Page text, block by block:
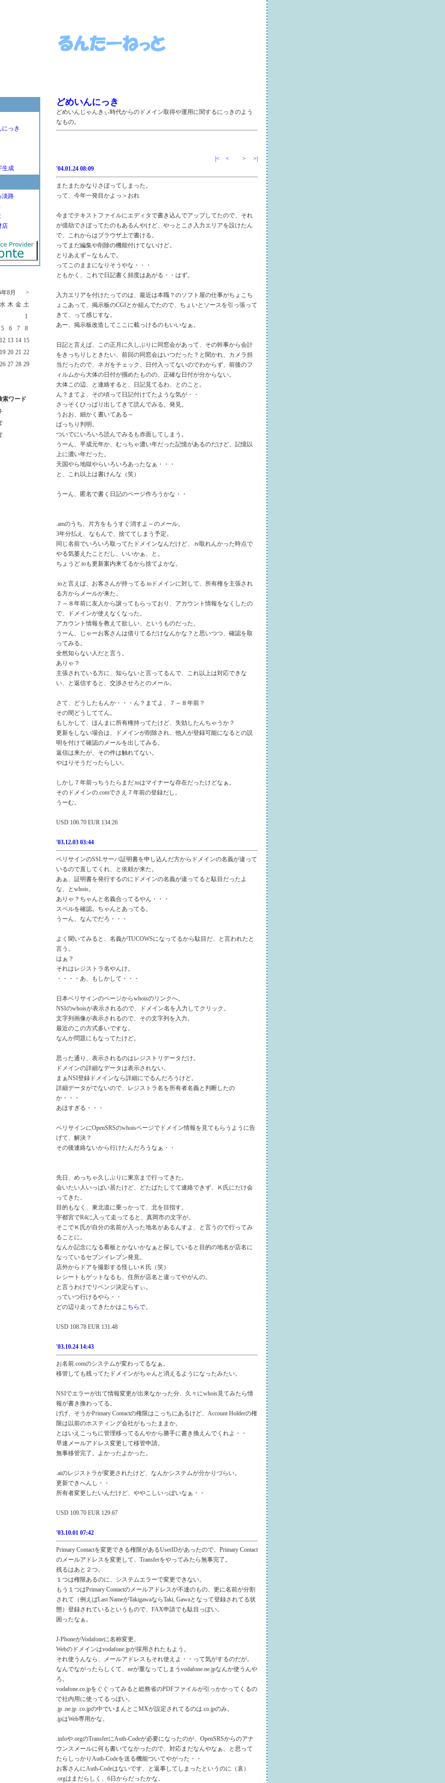
にっき
生成
淡路
店
8月
>
水 木 金 土
1
5 6 7
8
12 13 14 15
19 20 21 22
26 27 28 29
索ワード
どめいんにっき
どめいんじゃんきぃ時代からのドメイン取得や運用に関するにっきのよう
なもの。
|< < >
>|
'04.01.24 08:09
またまたかなりさぼってしまった。
って、今年一発目かよっ＞おれ
今までテキストファイルにエディタで書き込んでアップしてたので、それ
が億劫でさぼってたのもあるんやけど、やっとこさ入力エリアを設けたん
で、これからはブラウザ上で書ける。
ってまだ編集や削除の機能付けてないけど。
とりあえず～なもんで。
ってこのままになりそうやな・・・
ともかく、これで日記書く頻度はあがる・・はず。
入力エリアを付けたってのは、最近は本職？のソフト屋の仕事がちょこち
ょこあって、掲示板のCGIとか組んでたので、ちょいとソースを引っ張って
きて、って感じすな。
あー、掲示板改造してここに載っけるのもいいなぁ。
日記と言えば、この正月に久しぶりに同窓会があって、その幹事から会計
をきっちりしときたい、前回の同窓会はいつだった？と聞かれ、カメラ担
当だったので、ネガをチェック、日付入ってないのでわからず、前後のフ
ィルムから大体の日付が掴めたものの、正確な日付が分からない。
大体この辺、と連絡すると、日記見てるわ、とのこと。
ん？まてよ、その頃って日記付けてたような気が・・
さっそくひっぱり出してきて読んでみる。発見。
うおお、細かく書いてある～
ばっちり判明。
ついでにいろいろ読んでみるも赤面してしまう。
うーん、平成元年か、むっちゃ濃い年だった記憶があるのだけど、記憶以
上に濃い年だった。
天国やら地獄やらいろいろあったなぁ・・・
と、これ以上は書けんな（笑）
うーん、匿名で書く日記のページ作ろうかな・・
.amのうち、片方をもうすぐ消すよ～のメール。
3年分払え、なもんで、捨ててしまう予定。
同じ名前でいろいろ取ってたドメインなんだけど、.tv取れんかった時点で
やる気萎えたことだし、いいかぁ、と。
ちょうど.toも更新案内来てるから捨てよかな。
.toと言えば、お客さんが持ってる.toドメインに対して、所有権を主張され
る方からメールが来た。
７～８年前に友人から譲ってもらっており、アカウント情報をなくしたの
で、ドメインが使えなくなった。
アカウント情報を教えて欲しい、というものだった。
うーん、じゃーお客さんは借りてるだけなんかな？と思いつつ、確認を取
ってみる。
全然知らない人だと言う。
ありゃ？
主張されている方に、知らないと言ってるんで、これ以上は対応できな
い、と返信すると、交渉させろとのメール。
さて、どうしたもんか・・・ん？まてよ、７～８年前？
その間どうしててん。
もしかして、ほんまに所有権持ってたけど、失効したんちゃうか？
更新をしない場合は、ドメインが削除され、他人が登録可能になるとの説
明を付けて確認のメールを出してみる。
返信は来たが、その件は触れてない。
やはりそうだったらしい。
しかし７年前っちうたらまだ.toはマイナーな存在だったけどなぁ。
そのドメインの.comでさえ７年前の登録だし。
うーむ。
USD 106.70 EUR 134.26
'03.12.03 03:44
ベリサインのSSLサーバ証明書を申し込んだ方からドメインの名義が違って
いるので直してくれ、と依頼が来た。
あぁ、証明書を発行するのにドメインの名義が違ってると駄目だったよ
な、とwhois。
ありゃ？ちゃんと名義合ってるやん・・・
スペルを確認。ちゃんとあってる。
うーん、なんでだろ・・・
よく聞いてみると、名義がTUCOWSになってるから駄目だ、と言われたと
言う。
はぁ？
それはレジストラ名やんけ。
・・・・あ、もしかして・・・
日本ベリサインのページからwhoisのリンクへ。
NSIのwhoisが表示されるので、ドメイン名を入力してクリック。
文字列画像が表示されるので、その文字列を入力。
最近のこの方式多いですな。
なんか問題にもなってたけど。
思った通り、表示されるのはレジストリデータだけ。
ドメインの詳細なデータは表示されない。
まぁNSI登録ドメインなら詳細にでるんだろうけど。
詳細データがでないので、レジストラ名を所有者名義と判断したの
か・・・
あほすぎる・・・
ベリサインにOpenSRSのwhoisページでドメイン情報を見てもらうように告
げて、解決？
その後連絡ないから行けたんだろうなぁ・・
先日、めっちゃ久しぶりに東京まで行ってきた。
会いたい人いっぱい居たけど、どたばたしてて連絡できず、Ｋ氏にだけ会
ってきた。
目的もなく、東北道に乗っかって、北を目指す。
宇都宮でR4に入って走ってると、真岡市の文字が。
そこでＫ氏が自分の名前が入った地名があるんすよ、と言うので行ってみ
ることに。
なんか記念になる看板とかないかなぁと探していると目的の地名が店名に
なっているセブンイレブン発見。
店外からドアを撮影する怪しいＫ氏（笑）
レシートもゲットなるも、住所が店名と違ってやがんの。
と言うわけでリベンジ決定らすぃ。
っていつ行けるやら・・
どの辺り走ってきたかはこちらで。
USD 108.78 EUR 131.48
'03.10.24 14:43
お名前.comのシステムが変わってるなぁ。
移管しても残ってたドメインがちゃんと消えるようになったみたい。
NSIでエラーが出て情報変更が出来なかった分、久々にwhois見てみたら情
報が書き換わってる。
げげ、そうかPrimary Contactの権限はこっちにあるけど、Account Holderの権
限は以前のホスティング会社がもったままか。
とはいえこっちに管理移ってるんやから勝手に書き換えんでくれよ・・
早速メールアドレス変更して移管申請。
無事移管完了。よかったよかった。
.aiのレジストラが変更されたけど、なんかシステムが分かりづらい。
更新できへんし・・
所有者変更したいんだけど、ややこしいっぽいなぁ・・
USD 109.70 EUR 129.67
'03.10.01 07:42
Primary Contactを変更できる権限があるUserIDがあったので、Primary Contact
のメールアドレスを変更して、Transferをやってみたら無事完了。
残るはあと２つ。
１つは権限あるのに、システムエラーで変更できない。
もう１つはPrimary Contactのメールアドレスが不達のもの、更に名前が分割
されて（例えばLast NameがTakigawaならTaki, Gawaとなって登録されてる状
態）登録されているというもので、FAX申請でも駄目っぽい。
困ったなぁ。
J-PhoneがVodafoneに名称変更。
Webのドメインはvodafone.jpが採用されたもよう。
それ使うんなら、メールアドレスもそれ使えよ・・って気がするのだが。
なんでながったらしくて、neが重なってしまうvodafone.ne.jpなんか使うんや
ろ。
vodafone.co.jpをぐぐってみると総務省のPDFファイルが引っかかってくるの
で社内用に使ってるっぽい。
.jp .ne.jp .co.jpの中でいまんとこMXが設定されてるのは.co.jpのみ。
.jpはWeb専用かな。
.infoや.orgのTransferにAuth-Codeが必要になったのが、OpenSRSからのアナ
ウンスメールに何も書いてなかったので、対応まだなんやなぁ、と思って
たらしっかりAuth-Codeを送る機能ついてやがった・・
お客さんにAuth-Codeはないです、と返事してしまったというのに（哀）
.orgはまだらしく、6日からだったかな。